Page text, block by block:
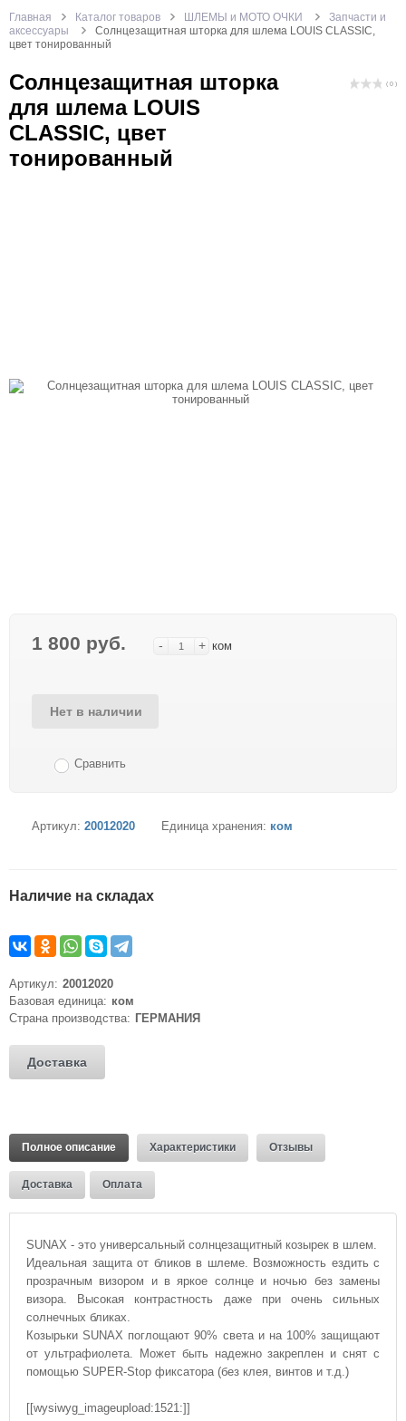
Главная Каталог товаров ШЛЕМЫ и МОТО ОЧКИ
Запчасти и
аксессуары
Солнцезащитная шторка для шлема LOUIS CLASSIC,
цвет тонированный
Солнцезащитная шторка
для шлема LOUIS
CLASSIC, цвет
тонированный
( 0 )
1 800 руб. - + ком
Нет в наличии
Сравнить
Артикул: 20012020 Единица хранения: ком
Наличие на складах
Артикул: 20012020
Базовая единица: ком
Страна производства: ГЕРМАНИЯ
Доставка
Полное описание Характеристики Отзывы
Доставка Оплата
SUNAX - это универсальный солнцезащитный козырек в шлем.
Идеальная защита от бликов в шлеме. Возможность ездить с
прозрачным визором и в яркое солнце и ночью без замены
визора. Высокая контрастность даже при очень сильных
солнечных бликах.
Козырьки SUNAX поглощают 90% света и на 100% защищают
от ультрафиолета. Может быть надежно закреплен и снят с
помощью SUPER-Stop фиксатора (без клея, винтов и т.д.)
[[wysiwyg_imageupload:1521:]]